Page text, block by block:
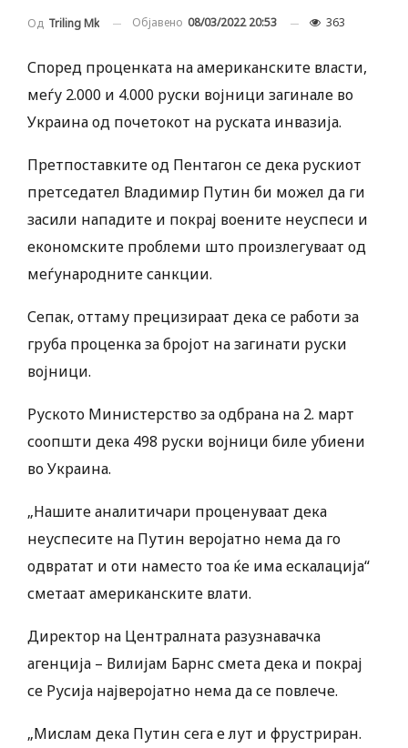
Од Triling Mk Објавено 08/03/2022 20:53 363
Според проценката на американските власти,
меѓу 2.000 и 4.000 руски војници загинале во
Украина од почетокот на руската инвазија.
Претпоставките од Пентагон се дека рускиот
претседател Владимир Путин би можел да ги
засили нападите и покрај воените неуспеси и
економските проблеми што произлегуваат од
меѓународните санкции.
Сепак, оттаму прецизираат дека се работи за
груба проценка за бројот на загинати руски
војници.
Руското Министерство за одбрана на 2. март
соопшти дека 498 руски војници биле убиени
во Украина.
„Нашите аналитичари проценуваат дека
неуспесите на Путин веројатно нема да го
одвратат и оти наместо тоа ќе има ескалација“
сметаат американските влати.
Директор на Централната разузнавачка
агенција – Вилијам Барнс смета дека и покрај
се Русија најверојатно нема да се повлече.
„Мислам дека Путин сега е лут и фрустриран.